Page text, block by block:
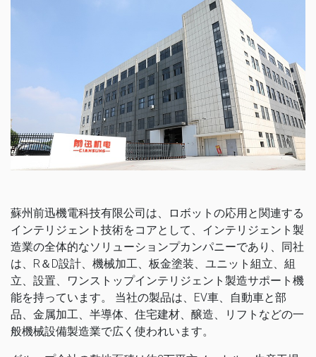
蘇州前迅機電科技有限公司は、ロボットの応用と関連する
インテリジェント技術をコアとして、インテリジェント製
造業の全体的なソリューションプカンパニーであり、同社
は、R＆D設計、機械加工、板金塗装、ユニット組立、組
立、設置、ワンストップインテリジェント製造サポート機
能を持っています。 当社の製品は、EV車、自動車と部
品、金属加工、半導体、住宅建材、醸造、リフトなどの一
般機械設備製造業で広く使われいます。